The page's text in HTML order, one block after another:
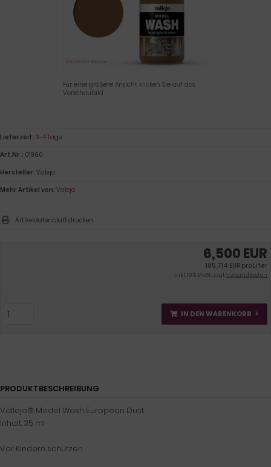
Für eine größere Ansicht klicken Sie auf das
Vorschaubild
6,500 EUR
185,714 EUR pro Liter
inkl. 19 % MwSt. zzgl.Versandkosten
IN DEN WARENKORB
Lieferzeit: 3-4 Tage
Art.Nr.: 01960
Hersteller: Valejo
Mehr Artikel von: Valejo
Artikeldatenblatt drucken
PRODUKTBESCHREIBUNG
Vallejo® Model Wash European Dust
Inhalt: 35 ml.
Vor Kindern schützen